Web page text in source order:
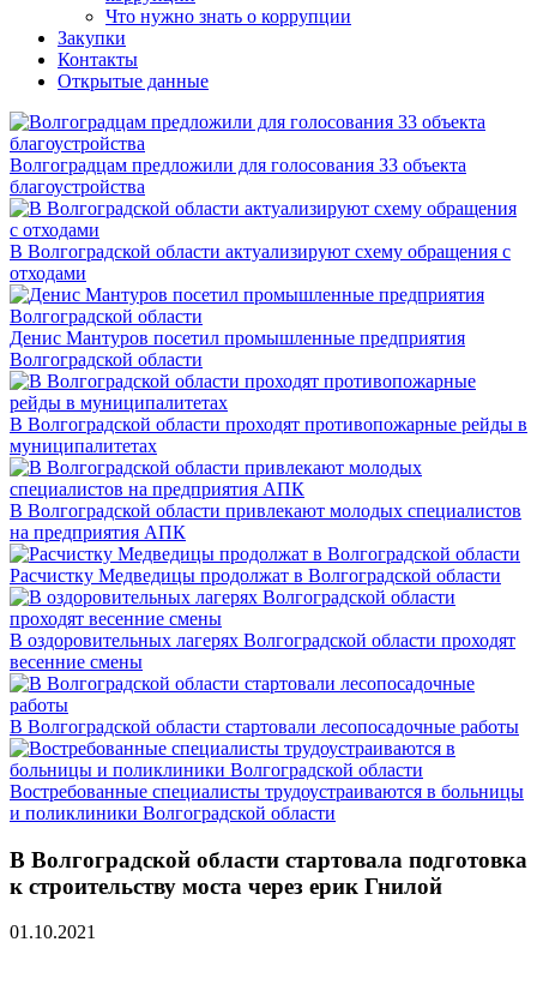
Что нужно знать о коррупции
Закупки
Контакты
Открытые данные
Волгоградцам предложили для голосования 33 объекта
благоустройства
В Волгоградской области актуализируют схему обращения с
отходами
Денис Мантуров посетил промышленные предприятия
Волгоградской области
В Волгоградской области проходят противопожарные рейды в
муниципалитетах
В Волгоградской области привлекают молодых специалистов
на предприятия АПК
Расчистку Медведицы продолжат в Волгоградской области
В оздоровительных лагерях Волгоградской области проходят
весенние смены
В Волгоградской области стартовали лесопосадочные работы
Востребованные специалисты трудоустраиваются в больницы
и поликлиники Волгоградской области
В Волгоградской области стартовала подготовка
к строительству моста через ерик Гнилой
01.10.2021